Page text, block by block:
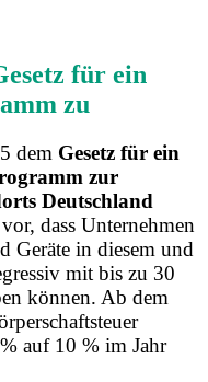
für ein
zu
dem Gesetz für ein
zur
Deutschland
dass Unternehmen
Geräte in diesem und
mit bis zu 30
können. Ab dem
auf 10 % im Jahr